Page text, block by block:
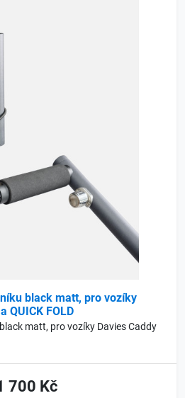
black matt, pro vozíky
QUICK FOLD
matt, pro vozíky Davies Caddy
700 Kč